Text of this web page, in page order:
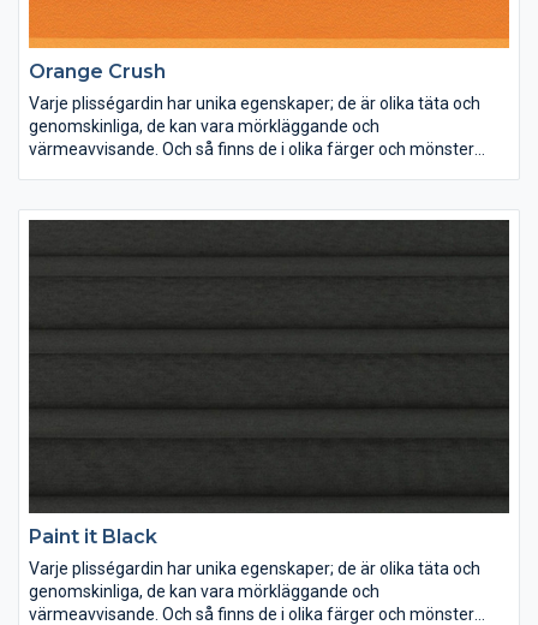
Orange Crush
Varje plisségardin har unika egenskaper; de är olika täta och
genomskinliga, de kan vara mörkläggande och
värmeavvisande. Och så finns de i olika färger och mönster
Paint it Black
Varje plisségardin har unika egenskaper; de är olika täta och
genomskinliga, de kan vara mörkläggande och
värmeavvisande. Och så finns de i olika färger och mönster